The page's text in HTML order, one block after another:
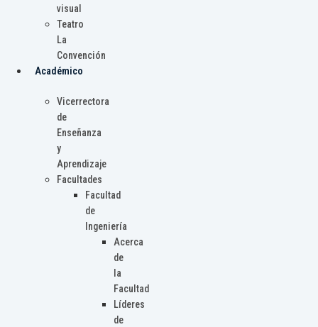
visual
Teatro
La
Convención
Académico
Vicerrectora
de
Enseñanza
y
Aprendizaje
Facultades
Facultad
de
Ingeniería
Acerca
de
la
Facultad
Líderes
de